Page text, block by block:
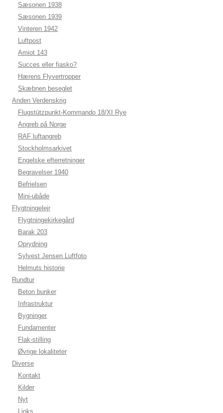
Sæsonen 1938
Sæsonen 1939
Vinteren 1942
Luftpost
Amiot 143
Succes eller fiasko?
Hærens Flyvertropper
Skæbnen beseglet
Anden Verdenskrig
Flugstützpunkt-Kommando 18/XI Rye
Angreb på Norge
RAF luftangreb
Stockholmsarkivet
Engelske efterretninger
Begravelser 1940
Befrielsen
Mini-ubåde
Flygtningelejr
Flygtningekirkegård
Barak 203
Oprydning
Sylvest Jensen Luftfoto
Helmuts historie
Rundtur
Beton bunker
Infrastruktur
Bygninger
Fundamenter
Flak-stilling
Øvrige lokaliteter
Diverse
Kontakt
Kilder
Nyt
Links